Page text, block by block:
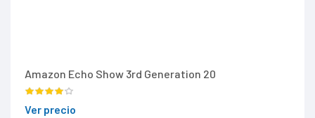
Amazon Echo Show 3rd Generation 20
Ver precio